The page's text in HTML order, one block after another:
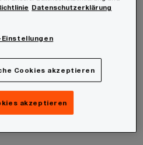
und
Gesellschaft;
in § 251 UGB sind diese
den Konzernanhang zu
Datenschutzerklärung
Cookies akzeptieren
akzeptieren